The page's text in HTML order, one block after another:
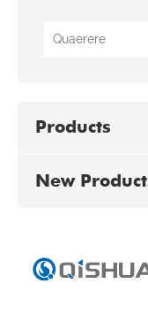
Products
New